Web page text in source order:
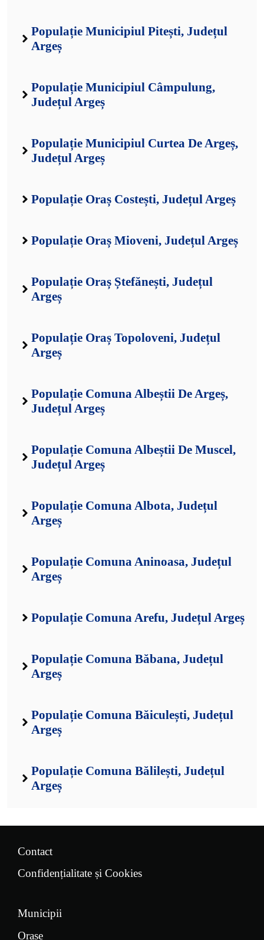
Populație Municipiul Pitești, Județul
Argeș
Populație Municipiul Câmpulung,
Județul Argeș
Populație Municipiul Curtea De Argeș,
Județul Argeș
Populație Oraș Costești, Județul Argeș
Populație Oraș Mioveni, Județul Argeș
Populație Oraș Ștefănești, Județul
Argeș
Populație Oraș Topoloveni, Județul
Argeș
Populație Comuna Albeștii De Argeș,
Județul Argeș
Populație Comuna Albeștii De Muscel,
Județul Argeș
Populație Comuna Albota, Județul
Argeș
Populație Comuna Aninoasa, Județul
Argeș
Populație Comuna Arefu, Județul Argeș
Populație Comuna Băbana, Județul
Argeș
Populație Comuna Băiculești, Județul
Argeș
Populație Comuna Bălilești, Județul
Argeș
Contact
Confidențialitate și Cookies
Municipii
Orașe